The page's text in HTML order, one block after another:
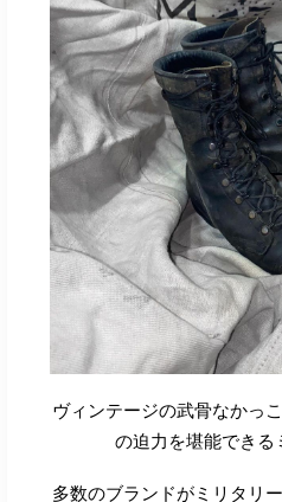
ヴィンテージの武骨なかっ
の迫力を堪能できる
多数のブランドがミリタリ